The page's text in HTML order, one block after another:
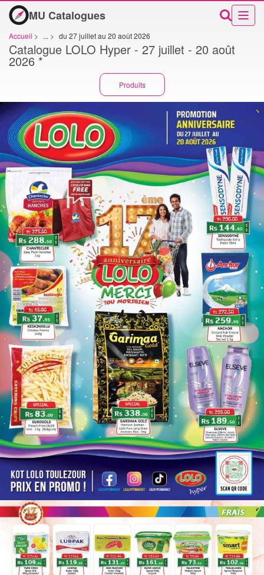
MU Catalogues
Accueil > ... > du 27 juillet au 20 août 2026
Catalogue LOLO Hyper - 27 juillet - 20 août
2026 *
Produits